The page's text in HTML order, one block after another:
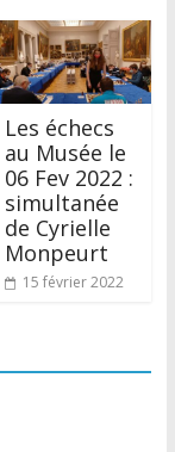
Les échecs
au Musée le
06 Fev 2022 :
simultanée
de Cyrielle
Monpeurt
15 février 2022